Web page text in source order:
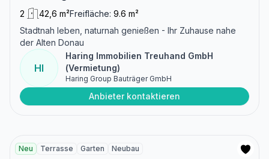
2 42,6 m²Freifläche: 9.6 m²
Stadtnah leben, naturnah genießen - Ihr Zuhause nahe
der Alten Donau
HI
Haring Immobilien Treuhand GmbH
(Vermietung)
Haring Group Bauträger GmbH
Anbieter kontaktieren
Neu Terrasse Garten Neubau